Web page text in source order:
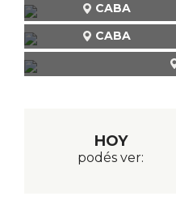
CABA
CABA
HOY
podés ver: